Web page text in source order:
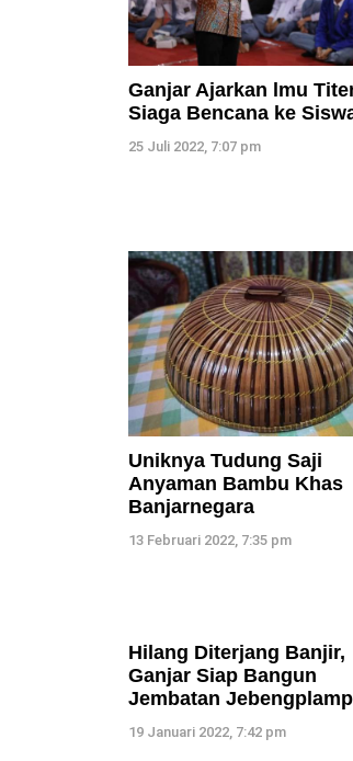
Ganjar Ajarkan lmu
Siaga Bencana ke
25 Juli 2022, 7:07 pm
Uniknya Tudung Saji
Anyaman Bambu Khas
Banjarnegara
13 Februari 2022, 7:35 pm
Hilang Diterjang Banjir,
Ganjar Siap Bangun
Jembatan
19 Januari 2022, 7:42 pm